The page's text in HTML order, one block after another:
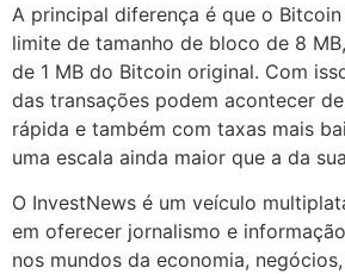
A principal diferença é que o
limite de tamanho de bloco de 8
de 1 MB do Bitcoin original. Com
das transações podem acontecer
rápida e também com taxas mais
uma escala ainda maior que a da
O InvestNews é um veículo
em oferecer jornalismo e
nos mundos da economia,